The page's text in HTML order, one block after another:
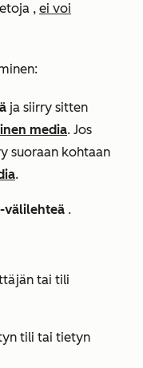
, ei voi
ja siirry sitten
media. Jos
suoraan kohtaan
.
välilehteä .
tai tili
tili tai tietyn